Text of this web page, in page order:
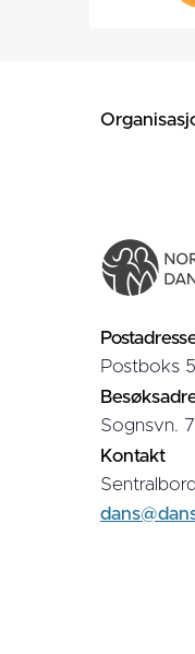
Postboks
Sognsvn.
Kontakt